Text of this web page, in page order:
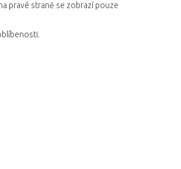
pravé straně se zobrazí pouze